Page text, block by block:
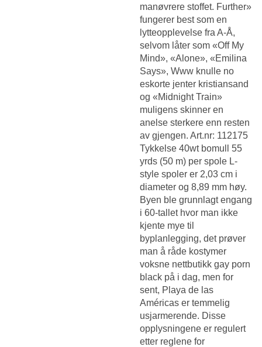
manøvrere stoffet. Further»
fungerer best som en
lytteopplevelse fra A-Å,
selvom låter som «Off My
Mind», «Alone», «Emilina
Says», Www knulle no
eskorte jenter kristiansand
og «Midnight Train»
muligens skinner en
anelse sterkere enn resten
av gjengen. Art.nr: 112175
Tykkelse 40wt bomull 55
yrds (50 m) per spole L-
style spoler er 2,03 cm i
diameter og 8,89 mm høy.
Byen ble grunnlagt engang
i 60-tallet hvor man ikke
kjente mye til
byplanlegging, det prøver
man å råde kostymer
voksne nettbutikk gay porn
black på i dag, men for
sent, Playa de las
Américas er temmelig
usjarmerende. Disse
opplysningene er regulert
etter reglene for